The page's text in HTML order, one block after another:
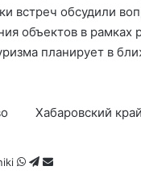
встреч обсудили
объектов в рамках
планирует в
Хабаровский край
WhatsApp
Telegram
Share